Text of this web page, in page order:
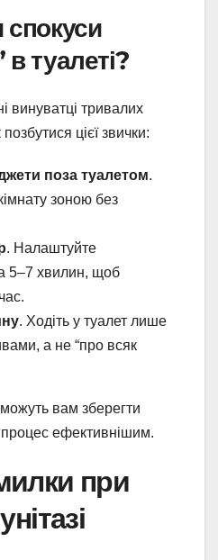
спокуси
в туалеті?
винуватці тривалих
цієї звички:
поза туалетом.
зоною без
. Налаштуйте
5–7 хвилин, щоб
. Ходіть у туалет лише
а не “про всяк
вам зберегти
процес ефективнішим.
при